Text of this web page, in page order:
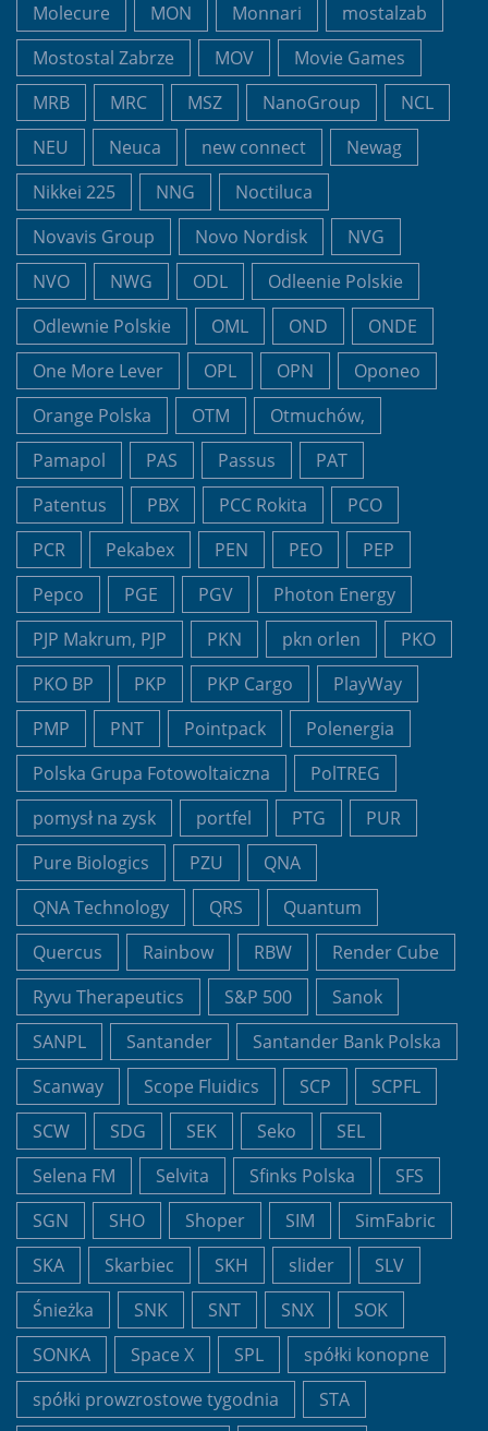
Molecure
MON Monnari
mostalzab
Mostostal Zabrze
MOV
Movie Games
MRB
MRC MSZ NanoGroup
NCL
NEU
Neuca new connect
Newag
Nikkei 225
NNG
Noctiluca
Novavis Group
Novo Nordisk
NVG
NVO
NWG ODL
Odleenie Polskie
Odlewnie Polskie
OML OND
ONDE
One More Lever
OPL OPN
Oponeo
Orange Polska
OTM
Otmuchów,
Pamapol
PAS Passus
PAT
Patentus
PBX PCC Rokita
PCO
PCR
Pekabex PEN PEO
PEP
Pepco
PGE PGV
Photon Energy
PJP Makrum, PJP
PKN pkn orlen
PKO
PKO BP
PKP PKP Cargo
PlayWay
PMP
PNT Pointpack
Polenergia
Polska Grupa Fotowoltaiczna
PolTREG
pomysł na zysk
portfel PTG
PUR
Pure Biologics
PZU
QNA
QNA Technology
QRS
Quantum
Quercus
Rainbow RBW
Render Cube
Ryvu Therapeutics
S&P 500
Sanok
SANPL
Santander
Santander Bank Polska
Scanway
Scope Fluidics SCP
SCPFL
SCW
SDG SEK Seko
SEL
Selena FM
Selvita Sfinks Polska
SFS
SGN
SHO Shoper SIM
SimFabric
SKA
Skarbiec SKH slider
SLV
Śnieżka
SNK SNT SNX
SOK
SONKA
Space X SPL
spółki konopne
spółki prowzrostowe tygodnia
STA